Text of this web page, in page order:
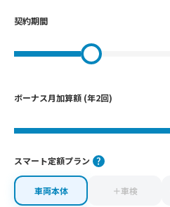
契約期間
ボーナス月加算額 (年2回)
スマート定額プラン
車両本体 ＋車検